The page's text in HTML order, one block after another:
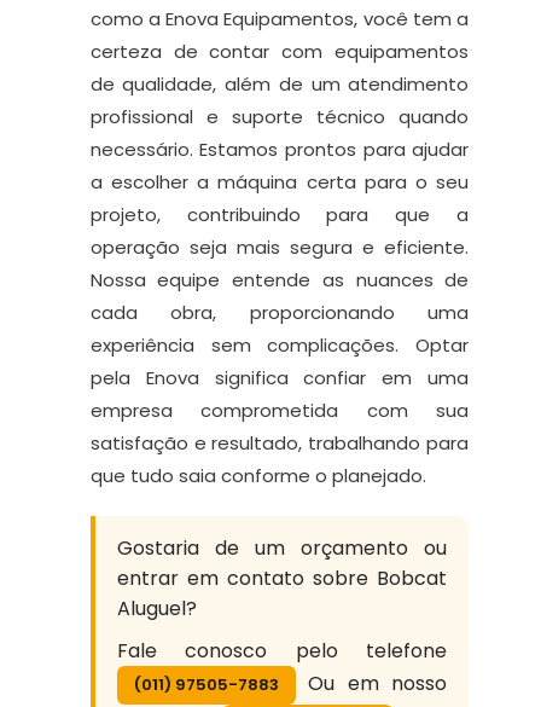
como a Enova Equipamentos, você tem a
certeza de contar com equipamentos
de qualidade, além de um atendimento
profissional e suporte técnico quando
necessário. Estamos prontos para ajudar
a escolher a máquina certa para o seu
projeto, contribuindo para que a
operação seja mais segura e eficiente.
Nossa equipe entende as nuances de
cada obra, proporcionando uma
experiência sem complicações. Optar
pela Enova significa confiar em uma
empresa comprometida com sua
satisfação e resultado, trabalhando para
que tudo saia conforme o planejado.
Gostaria de um orçamento ou
entrar em contato sobre Bobcat
Aluguel?
Fale conosco pelo telefone
(011) 97505-7883
Ou em nosso